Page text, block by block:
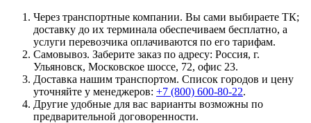
Через транспортные компании. Вы сами выбираете ТК;
доставку до их терминала обеспечиваем бесплатно, а
услуги перевозчика оплачиваются по его тарифам.
Самовывоз. Заберите заказ по адресу: Россия, г.
Ульяновск, Московское шоссе, 72, офис 23.
Доставка нашим транспортом. Список городов и цену
уточняйте у менеджеров: +7 (800) 600-80-22.
Другие удобные для вас варианты возможны по
предварительной договоренности.